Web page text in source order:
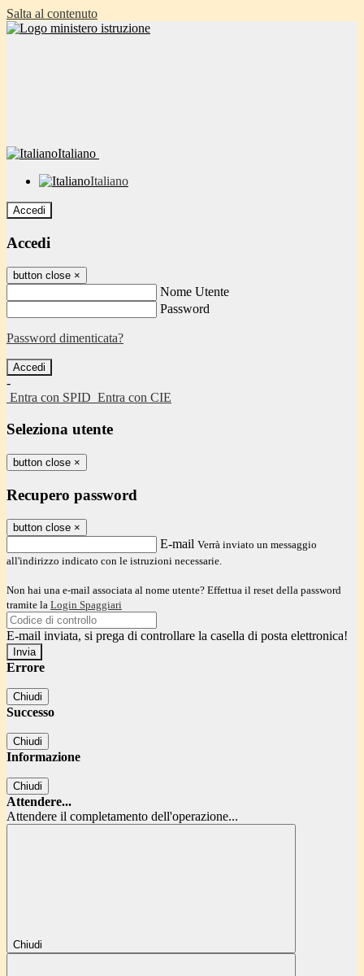
Salta al contenuto
Italiano
Italiano
Accedi
Accedi
button close ×
Nome Utente
Password
Password dimenticata?
-
Entra con SPID Entra con CIE
Seleziona utente
button close ×
Recupero password
button close ×
E-mail Verrà inviato un messaggio
all'indirizzo indicato con le istruzioni necessarie.
Non hai una e-mail associata al nome utente? Effettua il reset della password
tramite la Login Spaggiari
E-mail inviata, si prega di controllare la casella di posta elettronica!
Errore
Chiudi
Successo
Chiudi
Informazione
Chiudi
Attendere...
Attendere il completamento dell'operazione...
Chiudi